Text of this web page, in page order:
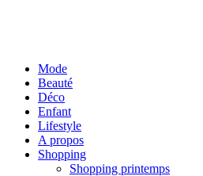
Mode
Beauté
Déco
Enfant
Lifestyle
A propos
Shopping
Shopping printemps